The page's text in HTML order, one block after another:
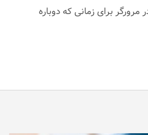
برای زمانی که دوباره